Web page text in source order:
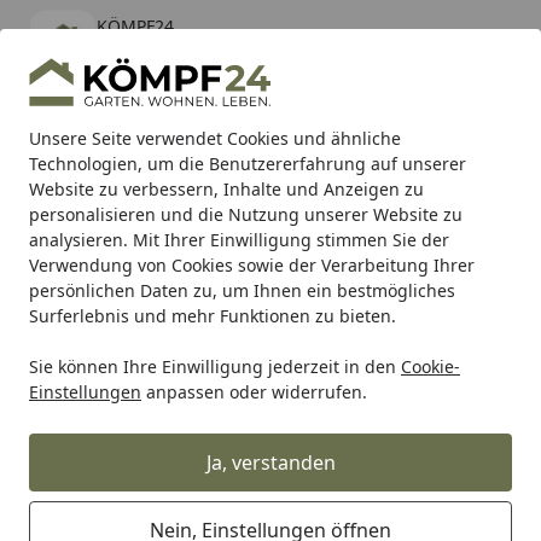
Unsere Seite verwendet Cookies und ähnliche
Technologien, um die Benutzererfahrung auf unserer
Website zu verbessern, Inhalte und Anzeigen zu
personalisieren und die Nutzung unserer Website zu
analysieren. Mit Ihrer Einwilligung stimmen Sie der
Verwendung von Cookies sowie der Verarbeitung Ihrer
persönlichen Daten zu, um Ihnen ein bestmögliches
Surferlebnis und mehr Funktionen zu bieten.
Sie können Ihre Einwilligung jederzeit in den Cookie-
Einstellungen anpassen oder widerrufen.
Ja, verstanden
Nein, Einstellungen öffnen
KÖMPF24
kostenlos - Im App Store
Hotline
Alle Produkte
Mein Konto
Suchen
Karibu Pools inkl. gratis Sandfilteranlage & Pool-
Starterset (Gesamtwert bis 468,99€)
Startseite
Grill Weber Crossover Tube Genesis II 2XX (66166)
Weber Crossover Tube Genesis II
(2 Bewertungen)